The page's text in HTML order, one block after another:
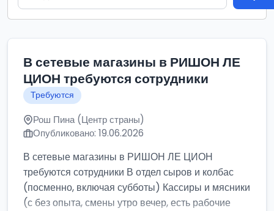
В сетевые магазины в РИШОН ЛЕ
ЦИОН требуются сотрудники
Требуются
Рош Пина (Центр страны)
Опубликовано: 19.06.2026
В сетевые магазины в РИШОН ЛЕ ЦИОН
требуются сотрудники В отдел сыров и колбас
(посменно, включая субботы) Кассиры и мясники
(с без опыта, смены утро вечер, есть рабочие